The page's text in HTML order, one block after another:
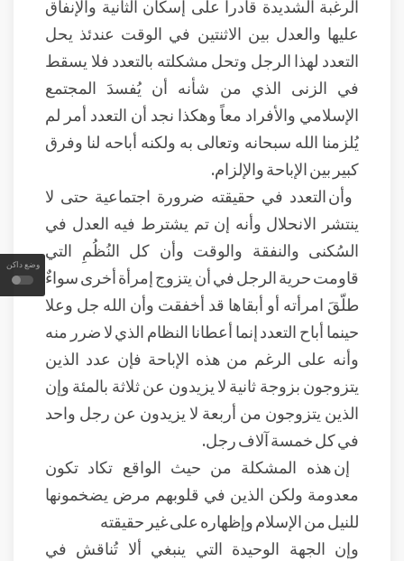
وضع داكن
الرغبة الشديدة قادراً على إسكان الثانية والإنفاق
عليها والعدل بين الاثنتين في الوقت عندئذ يحل
التعدد لهذا الرجل وتحل مشكلته بالتعدد فلا يسقط
في الزنى الذي من شأنه أن يُفسدَ المجتمع
الإسلامي والأفراد معاً وهكذا نجد أن التعدد أمر لم
يُلزمنا الله سبحانه وتعالى به ولكنه أباحه لنا وفرق
كبير بين الإباحة والإلزام.
وأن التعدد في حقيقته ضرورة اجتماعية حتى لا
ينتشر الانحلال وأنه إن تم يشترط فيه العدل في
السُكنى والنفقة والوقت وأن كل النُظُمِ التي
قاومت حرية الرجل في أن يتزوج إمرأة أخرى سواءٌ
طلّقَ امرأته أو أبقاها قد أخفقت وأن الله جل وعلا
حينما أباح التعدد إنما أعطانا النظام الذي لا ضرر منه
وأنه على الرغم من هذه الإباحة فإن عدد الذين
يتزوجون بزوجة ثانية لا يزيدون عن ثلاثة بالمئة وإن
الذين يتزوجون من أربعة لا يزيدون عن رجل واحد
في كل خمسة آلاف رجل.
إن هذه المشكلة من حيث الواقع تكاد تكون
معدومة ولكن الذين في قلوبهم مرض يضخمونها
للنيل من الإسلام وإظهاره على غير حقيقته
وإن الجهة الوحيدة التي ينبغي ألا تُناقش في